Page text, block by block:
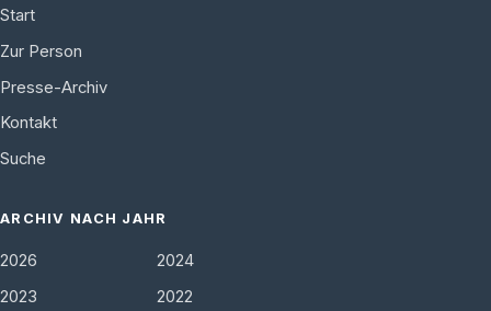
Start
Zur Person
Presse-Archiv
Kontakt
Suche
ARCHIV NACH JAHR
2026
2024
2023
2022